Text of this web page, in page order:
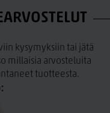
kysymyksiin tai jätä
millaisia arvosteluita
tuotteesta.